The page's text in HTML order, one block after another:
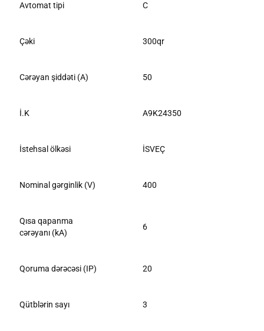
Avtomat tipi C
Çəki 300qr
Cərəyan şiddəti (A) 50
İ.K A9K24350
İstehsal ölkəsi İSVEÇ
Nominal gərginlik (V) 400
Qısa qapanma
cərəyanı (kA)
6
Qoruma dərəcəsi (IP) 20
Qütblərin sayı 3